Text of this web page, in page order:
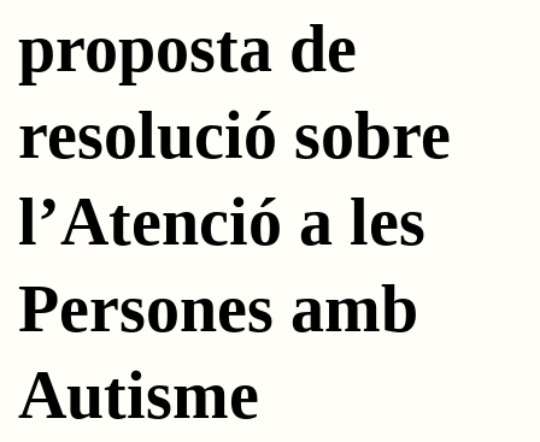
proposta de
resolució sobre
l’Atenció a les
Persones amb
Autisme